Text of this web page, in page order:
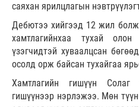
саяхан ярилцлагын
Дебютээ хийгээд 12 жил болж
хамтлагийнхаа тухай олон
үзэгчидтэй хуваалцсан
осолд орж байсан тухайгаа
Хамтлагийн гишүүн
гишүүнээр нэрлэжээ. Мөн